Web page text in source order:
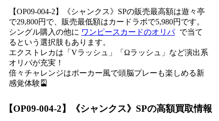
【OP09-004-2】《シャンクス》SPの販売最高額は遊々亭
で29,800円で、販売最低額はカードラボで5,980円です。
シングル購入の他に ワンピースカードのオリパ で当て
るという選択肢もあります。
エクストレカは「Vラッシュ」「Ωラッシュ」など演出系
オリパが充実！
倍々チャレンジはポーカー風で頭脳プレーも楽しめる新
感覚体験🎴
【OP09-004-2】《シャンクス》SPの高額買取情報